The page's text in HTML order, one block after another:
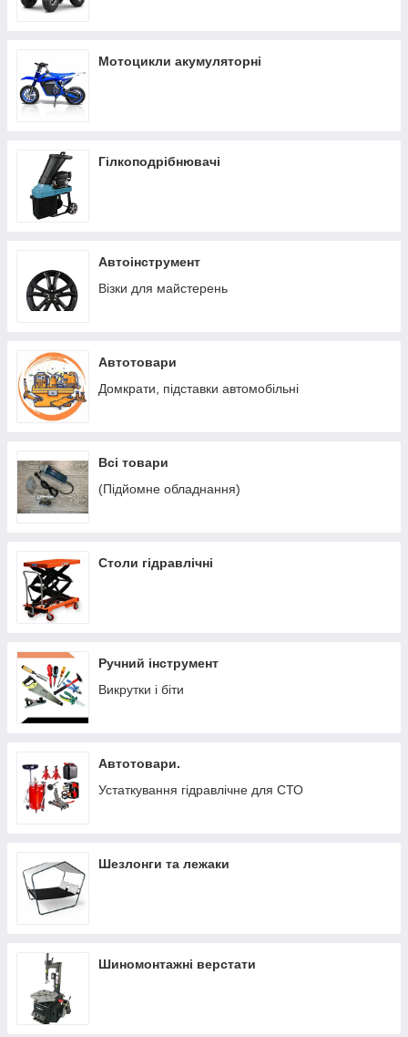
Мотоцикли акумуляторні
Гілкоподрібнювачі
Автоінструмент
Візки для майстерень
Автотовари
Домкрати, підставки автомобільні
Всі товари
(Підйомне обладнання)
Столи гідравлічні
Ручний інструмент
Викрутки і біти
Автотовари.
Устаткування гідравлічне для СТО
Шезлонги та лежаки
Шиномонтажні верстати